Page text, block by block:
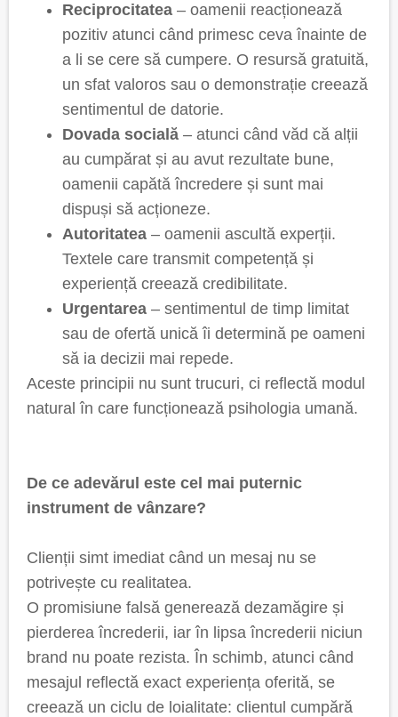
Reciprocitatea – oamenii reacționează
pozitiv atunci când primesc ceva înainte de
a li se cere să cumpere. O resursă gratuită,
un sfat valoros sau o demonstrație creează
sentimentul de datorie.
Dovada socială – atunci când văd că alții
au cumpărat și au avut rezultate bune,
oamenii capătă încredere și sunt mai
dispuși să acționeze.
Autoritatea – oamenii ascultă experții.
Textele care transmit competență și
experiență creează credibilitate.
Urgentarea – sentimentul de timp limitat
sau de ofertă unică îi determină pe oameni
să ia decizii mai repede.
Aceste principii nu sunt trucuri, ci reflectă modul
natural în care funcționează psihologia umană.
De ce adevărul este cel mai puternic
instrument de vânzare?
Clienții simt imediat când un mesaj nu se
potrivește cu realitatea.
O promisiune falsă generează dezamăgire și
pierderea încrederii, iar în lipsa încrederii niciun
brand nu poate rezista. În schimb, atunci când
mesajul reflectă exact experiența oferită, se
creează un ciclu de loialitate: clientul cumpără